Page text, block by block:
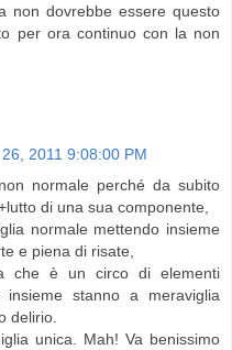
non dovrebbe essere questo
per ora continuo con la non
2011 9:08:00 PM
normale perché da subito
di una sua componente,
normale mettendo insieme
e piena di risate,
che è un circo di elementi
stanno a meraviglia
delirio.
unica. Mah! Va benissimo